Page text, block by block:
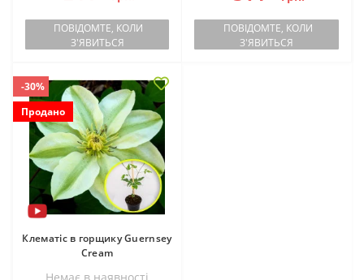
ПОВІДОМТЕ, КОЛИ
З'ЯВИТЬСЯ
ПОВІДОМТЕ, КОЛИ
З'ЯВИТЬСЯ
-30%
Продано
Клематіс в горщику Guernsey
Cream